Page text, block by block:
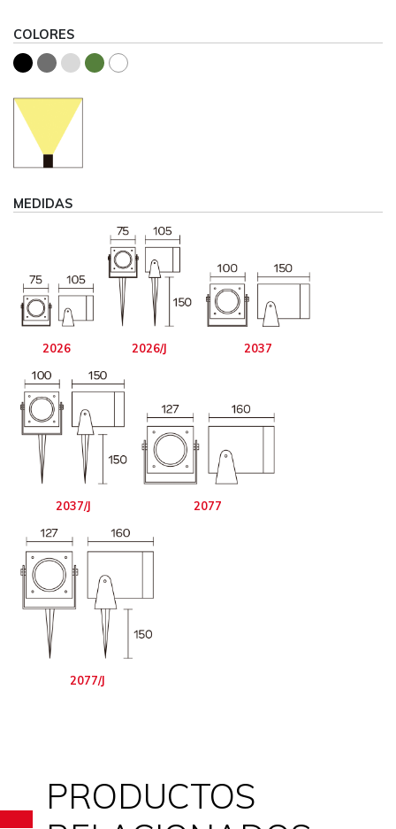
COLORES
MEDIDAS
2026 2026/J 2037
2037/J 2077
2077/J
PRODUCTOS